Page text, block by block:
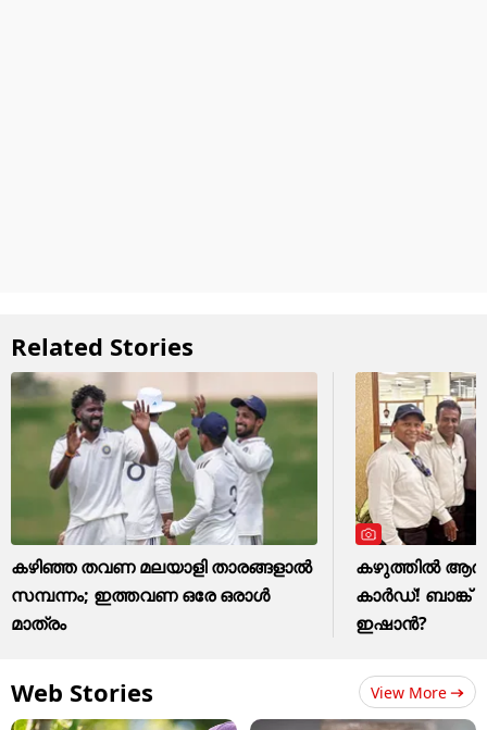
Related Stories
കഴിഞ്ഞ തവണ മലയാളി താരങ്ങളാല്‍
സമ്പന്നം; ഇത്തവണ ഒരേ ഒരാള്‍
മാത്രം
കഴുത്തില്‍
കാര്‍ഡ്! ബാങ്ക്
ഇഷാന്‍?
Web Stories View More